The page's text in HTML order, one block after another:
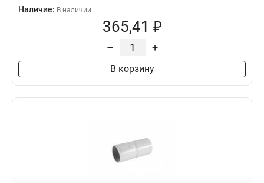
Наличие: В наличии
365,41 ₽
– +
В корзину